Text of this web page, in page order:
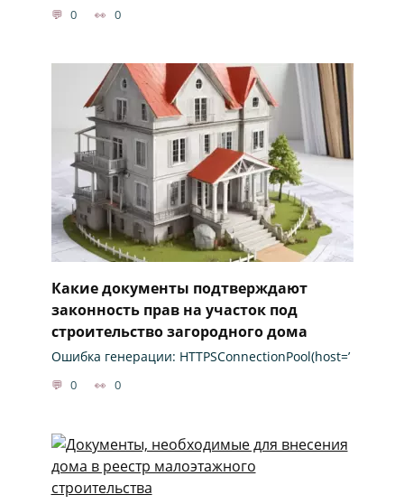
0 0
Какие документы подтверждают
законность прав на участок под
строительство загородного дома
Ошибка генерации: HTTPSConnectionPool(host=’
0 0